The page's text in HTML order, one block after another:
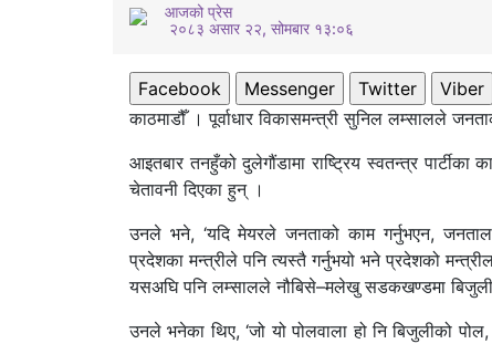
आजको प्रेस
२०८३ असार २२, सोमबार १३:०६
Facebook Messenger Twitter Viber
काठमाडौँ । पूर्वाधार विकासमन्त्री सुनिल लम्सालले
आइतबार तनहुँको दुलेगौंडामा राष्ट्रिय स्वतन्त्र
चेतावनी दिएका हुन् ।
उनले भने, ‘यदि मेयरले जनताको काम गर्नुभएन,
प्रदेशका मन्त्रीले पनि त्यस्तै गर्नुभयो भने प्रदेशको
यसअघि पनि लम्सालले नौबिसे–मलेखु सडकखण्डमा
उनले भनेका थिए, ‘जो यो पोलवाला हो नि बिजुलीको